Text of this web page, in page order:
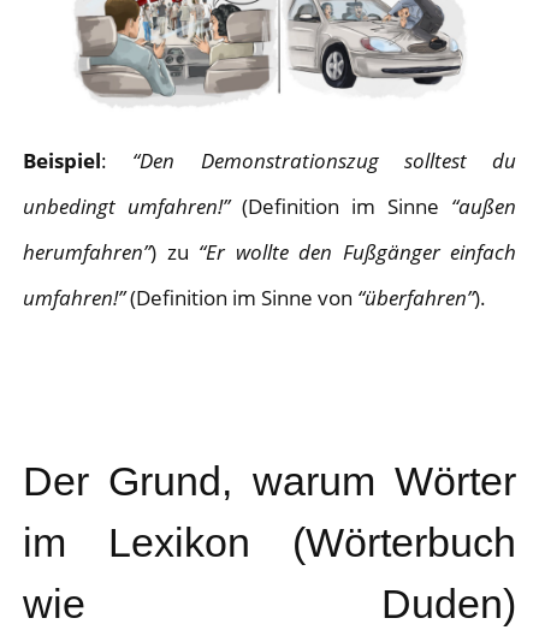
Beispiel: “Den Demonstrationszug solltest du
unbedingt umfahren!”(Definition im Sinne “außen
herumfahren”) zu “Er wollte den Fußgänger einfach
umfahren!”(Definition im Sinne von “überfahren”).
Der Grund, warum Wörter
im Lexikon (Wörterbuch
wie Duden)